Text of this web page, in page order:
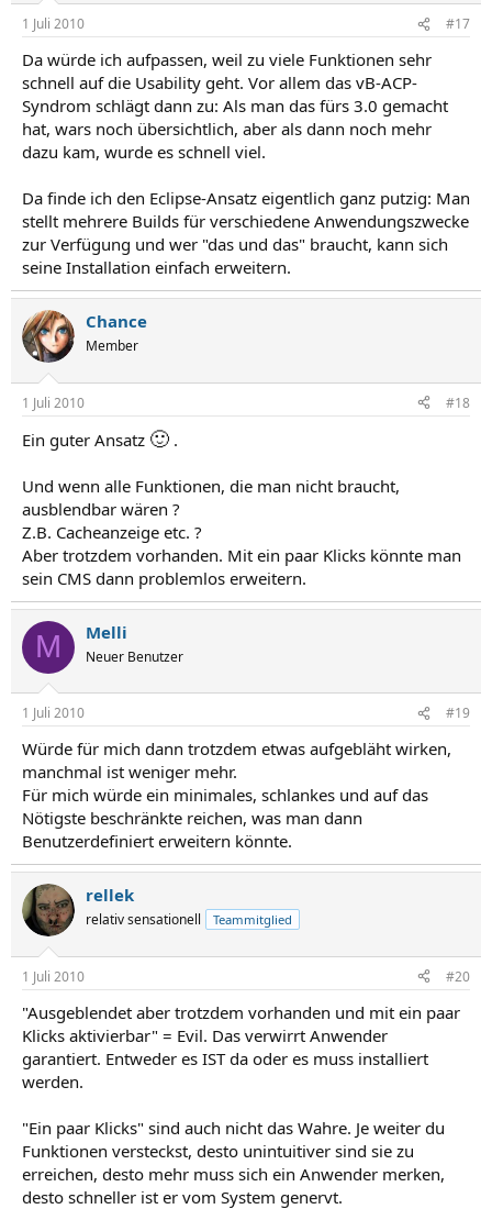
1 Juli 2010 #17
Da würde ich aufpassen, weil zu viele Funktionen sehr
schnell auf die Usability geht. Vor allem das vB-ACP-
Syndrom schlägt dann zu: Als man das fürs 3.0 gemacht
hat, wars noch übersichtlich, aber als dann noch mehr
dazu kam, wurde es schnell viel.
Da finde ich den Eclipse-Ansatz eigentlich ganz putzig: Man
stellt mehrere Builds für verschiedene Anwendungszwecke
zur Verfügung und wer "das und das" braucht, kann sich
seine Installation einfach erweitern.
Chance
Member
1 Juli 2010 #18
Ein guter Ansatz 🙂 .
Und wenn alle Funktionen, die man nicht braucht,
ausblendbar wären ?
Z.B. Cacheanzeige etc. ?
Aber trotzdem vorhanden. Mit ein paar Klicks könnte man
sein CMS dann problemlos erweitern.
M Melli
Neuer Benutzer
1 Juli 2010 #19
Würde für mich dann trotzdem etwas aufgebläht wirken,
manchmal ist weniger mehr.
Für mich würde ein minimales, schlankes und auf das
Nötigste beschränkte reichen, was man dann
Benutzerdefiniert erweitern könnte.
rellek
relativ sensationell Teammitglied
1 Juli 2010 #20
"Ausgeblendet aber trotzdem vorhanden und mit ein paar
Klicks aktivierbar" = Evil. Das verwirrt Anwender
garantiert. Entweder es IST da oder es muss installiert
werden.
"Ein paar Klicks" sind auch nicht das Wahre. Je weiter du
Funktionen versteckst, desto unintuitiver sind sie zu
erreichen, desto mehr muss sich ein Anwender merken,
desto schneller ist er vom System genervt.